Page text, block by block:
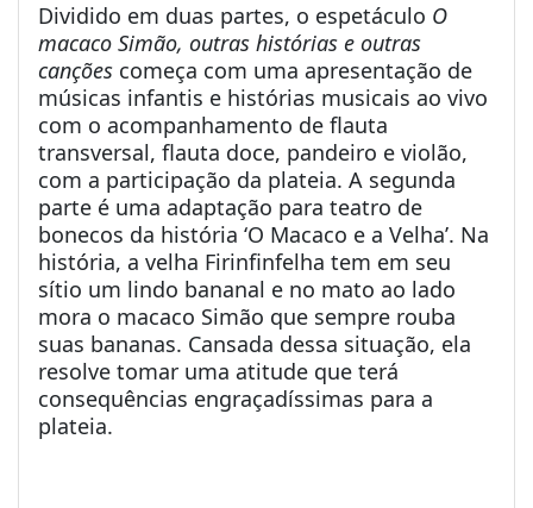
Dividido em duas partes, o espetáculo O
macaco Simão, outras histórias e outras
canções começa com uma apresentação de
músicas infantis e histórias musicais ao vivo
com o acompanhamento de flauta
transversal, flauta doce, pandeiro e violão,
com a participação da plateia. A segunda
parte é uma adaptação para teatro de
bonecos da história ‘O Macaco e a Velha’. Na
história, a velha Firinfinfelha tem em seu
sítio um lindo bananal e no mato ao lado
mora o macaco Simão que sempre rouba
suas bananas. Cansada dessa situação, ela
resolve tomar uma atitude que terá
consequências engraçadíssimas para a
plateia.